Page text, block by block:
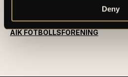
Deny
OM AIK FOTBOLL AB
AIK FOTBOLLSFÖRENING